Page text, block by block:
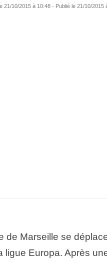
21/10/2015 à 10:48 - Publié le 21/10/2015
de Marseille se
ligue Europa. Après